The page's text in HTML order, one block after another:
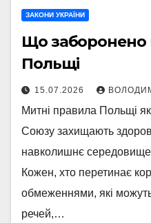
ЗАКОНИ УКРАЇНИ
Що заборонено
Польщі
15.07.2026
Митні правила Польщі
Союзу захищають
навколишнє середовище
Кожен, хто перетинає
обмеженнями, які
речей,…